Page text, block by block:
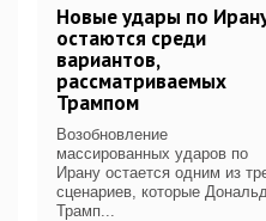
Новые удары по
остаются среди
вариантов,
рассматриваемых
Трампом
Возобновление
массированных ударов по
Ирану остается одним из
сценариев, которые
Трамп...